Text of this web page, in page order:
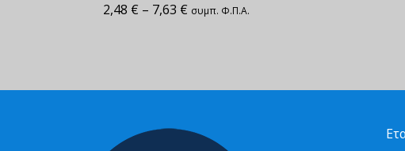
2,48 € – 7,63 € συμπ. Φ.Π.Α.